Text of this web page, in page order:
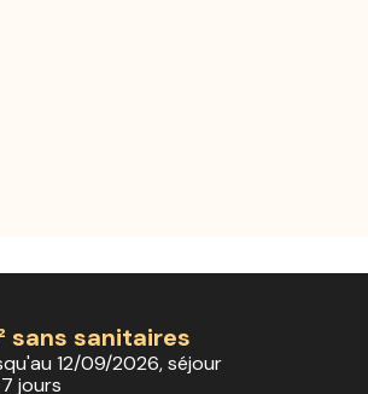
sans sanitaires
12/09/2026, séjour
jours